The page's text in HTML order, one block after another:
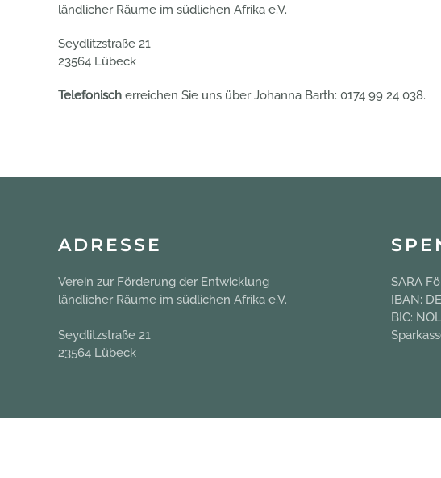
ländlicher Räume im südlichen Afrika e.V.
Seydlitzstraße 21
23564 Lübeck
Telefonisch erreichen Sie uns über Johanna Barth: 0174 99 24 038.
ADRESSE
Verein zur Förderung der Entwicklung
ländlicher Räume im südlichen Afrika e.V.
Seydlitzstraße 21
23564 Lübeck
SARA
IBAN:
BIC: